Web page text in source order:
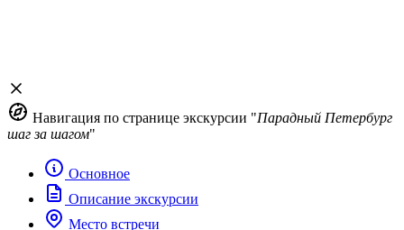
Навигация по странице экскурсии "Парадный Петербург
шаг за шагом"
Основное
Описание экскурсии
Место встречи